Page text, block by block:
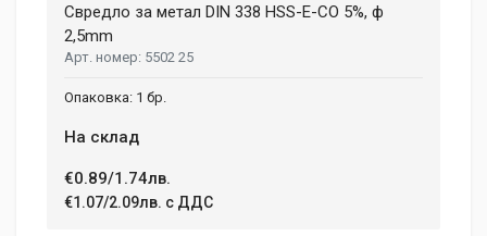
MATERIAL
Aluminium, Plastic
ENGINE TYPE
BATTERY TYPE
Phasellus id mattis nulla. Mauris velit nisi, imperdiet vitae
lacus, at porttitor dui iaculis id. Curabitur imperdiet ultrices
Adam Taylor
12 April, 2018
Свредло за метал DIN 338 HSS-E-CO 5%, ф
2,5mm
5502 25
1 бр.
На склад
€0.89/1.74лв.
€1.07/2.09лв. с ДДС